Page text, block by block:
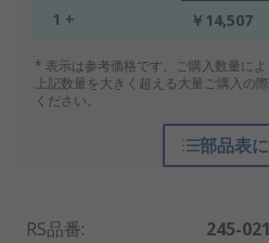
1 + ￥14,507
* 表示は参考価格です。ご購入数量によ
上記数量を大きく超える大量ご購入の
ください。
部品表
RS品番:
245-